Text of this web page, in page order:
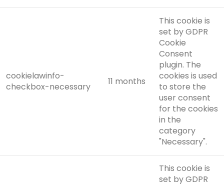
cookielawinfo-
checkbox-necessary
11 months
This cookie is
set by GDPR
Cookie
Consent
plugin. The
cookies is used
to store the
user consent
for the cookies
in the
category
"Necessary".
This cookie is
set by GDPR